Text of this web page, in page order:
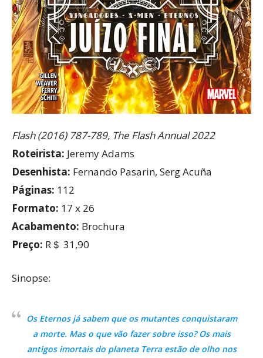
Flash (2016) 787-789, The Flash Annual 2022
Roteirista: Jeremy Adams
Desenhista: Fernando Pasarin, Serg Acuña
Páginas: 112
Formato: 17 x 26
Acabamento: Brochura
Preço: R＄ 31,90
Sinopse:
Os Eternos já sabem que os mutantes conquistaram
a morte. Mas o que vão fazer sobre isso? Os mais
antigos imortais do planeta Terra estão de olho nos